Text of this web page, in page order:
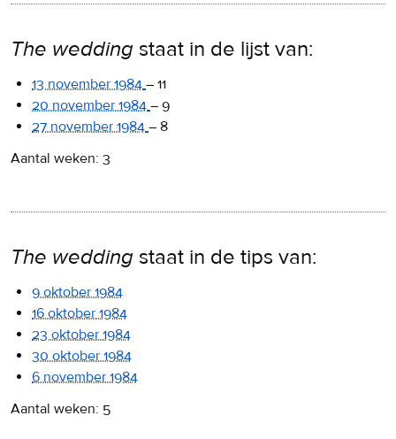
The wedding staat in de lijst van:
13 november 1984 – 11
20 november 1984 – 9
27 november 1984 – 8
Aantal weken: 3
The wedding staat in de tips van:
9 oktober 1984
16 oktober 1984
23 oktober 1984
30 oktober 1984
6 november 1984
Aantal weken: 5